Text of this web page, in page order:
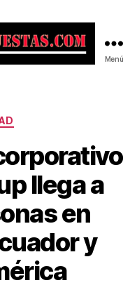
Menú
llega a
en
y